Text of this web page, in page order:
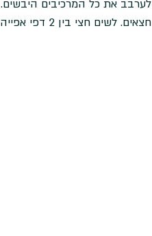
חצאים. לשים חצי בין 2 דפי אפייה ולגלגל אותו לעובי הרצוי. לחתוך עם סכין עגול של פיצה